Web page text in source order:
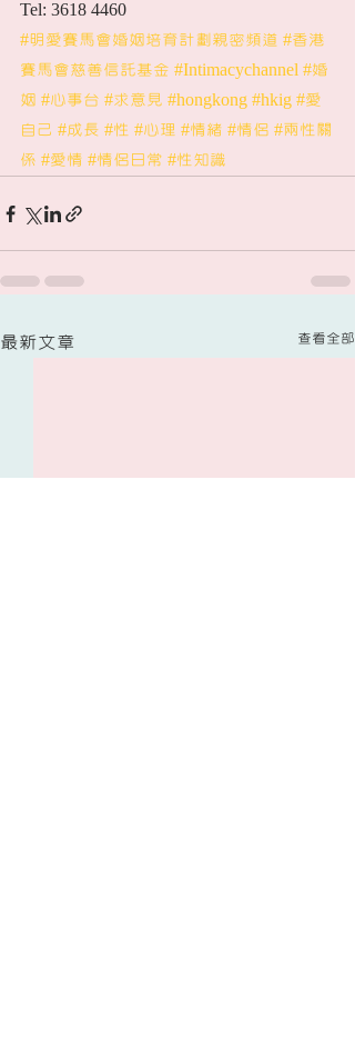
Tel: 3618 4460
#明愛賽馬會婚姻培育計劃親密頻道 #香港
賽馬會慈善信託基金 #Intimacychannel #婚
姻 #心事台 #求意見 #hongkong #hkig #愛
自己 #成長 #性 #心理 #情緒 #情侶 #兩性關
係 #愛情 #情侶日常 #性知識
最新文章 查看全部